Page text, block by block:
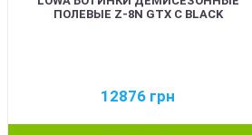
ПОЛЕВЫЕ Z-8N GTX C BLACK
12876 грн